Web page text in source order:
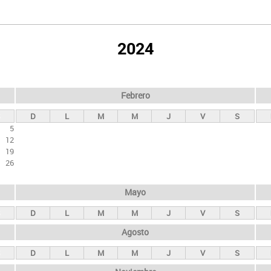
2024
5
12
19
26
Febrero
D L M M J V S
Mayo
D L M M J V S
Agosto
D L M M J V S